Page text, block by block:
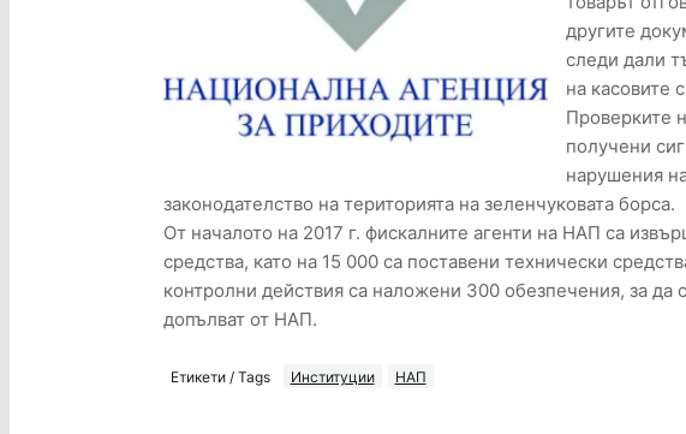
другите
следи дали
на касовите
Проверките
получени
нарушения
законодателство на територията на зеленчуковата борса.
От началото на 2017 г. фискалните агенти на НАП са
средства, като на 15 000 са поставени технически
контролни действия са наложени 300 обезпечения, за да
допълват от НАП.
Етикети / Tags Институции НАП